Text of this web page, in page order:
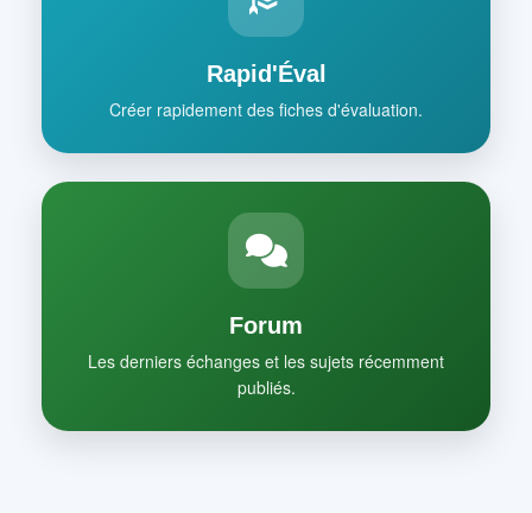
Rapid'Éval
Créer rapidement des fiches d'évaluation.
Forum
Les derniers échanges et les sujets récemment
publiés.